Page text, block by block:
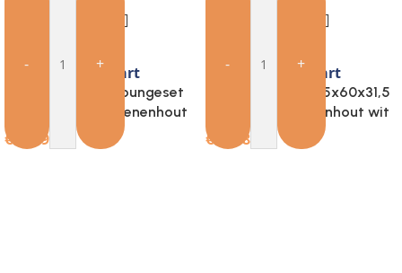
- +
Add to cart
Provira 3-delige Loungeset
geïmpregneerd grenenhout
€144.94
- +
Add to cart
Provira Ligbed 205x60x31,5
cm massief grenenhout wit
€94.18